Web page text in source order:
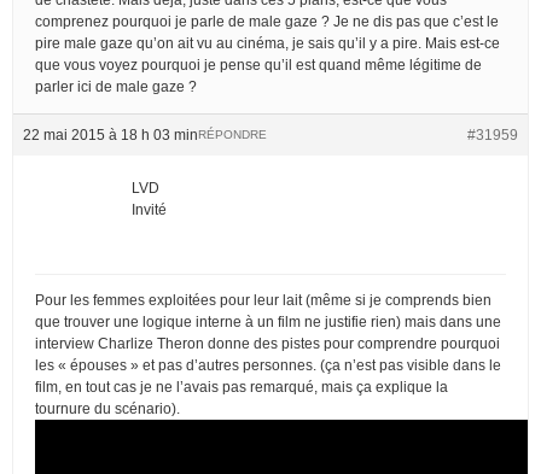
comprenez pourquoi je parle de male gaze ? Je ne dis pas que c’est le
pire male gaze qu’on ait vu au cinéma, je sais qu’il y a pire. Mais est-ce
que vous voyez pourquoi je pense qu’il est quand même légitime de
parler ici de male gaze ?
22 mai 2015 à 18 h 03 min #31959
RÉPONDRE
LVD
Invité
Pour les femmes exploitées pour leur lait (même si je comprends bien
que trouver une logique interne à un film ne justifie rien) mais dans une
interview Charlize Theron donne des pistes pour comprendre pourquoi
les « épouses » et pas d’autres personnes. (ça n’est pas visible dans le
film, en tout cas je ne l’avais pas remarqué, mais ça explique la
tournure du scénario).